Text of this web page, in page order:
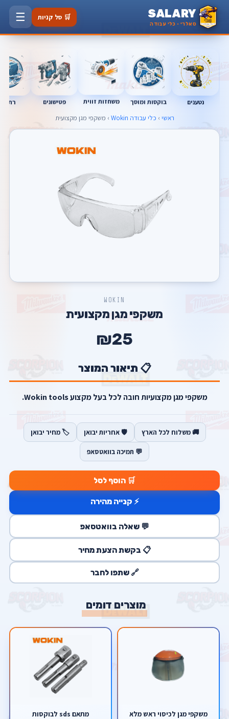
SALARY
סאלרי · כלי עבודה
🛒 סל קניות ☰
נטענים בוקסות ומוסך משחזות זווית פטישונים
ראשי › כלי עבודה Wokin › משקפי מגן מקצועית
WOKIN
משקפי מגן מקצועית
₪25
📋 תיאור המוצר
משקפי מגן מקצועיות חובה לכל בעל מקצוע Wokin tools.
🚚 משלוח לכל הארץ 🛡️ אחריות יבואן 🏷️ מחיר יבואן
💬 תמיכה בוואטסאפ
🛒 הוסף לסל
⚡ קנייה מהירה
💬 שאלה בוואטסאפ
📋 בקשת הצעת מחיר
🔗 שתפו לחבר
מוצרים דומים
משקפי מגן לכיסוי ראש מלא מתאם sds לבוקסות